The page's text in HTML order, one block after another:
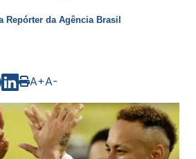
Repórter da Agência Brasil
A+A-